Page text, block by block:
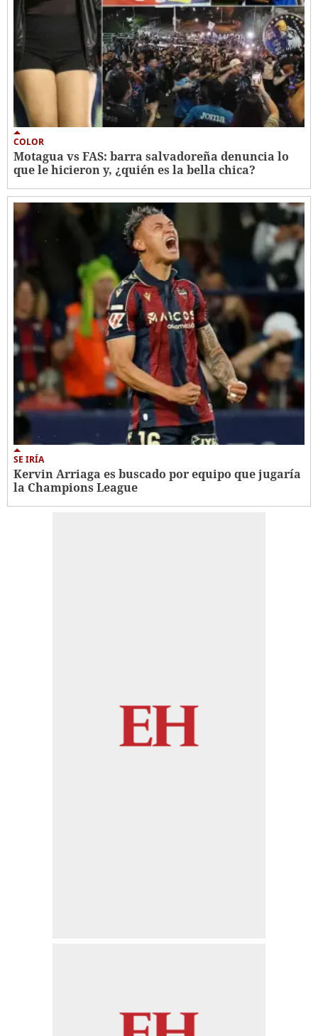
COLOR
Motagua vs FAS: barra salvadoreña denuncia lo
que le hicieron y, ¿quién es la bella chica?
SE IRÍA
Kervin Arriaga es buscado por equipo que jugaría
la Champions League